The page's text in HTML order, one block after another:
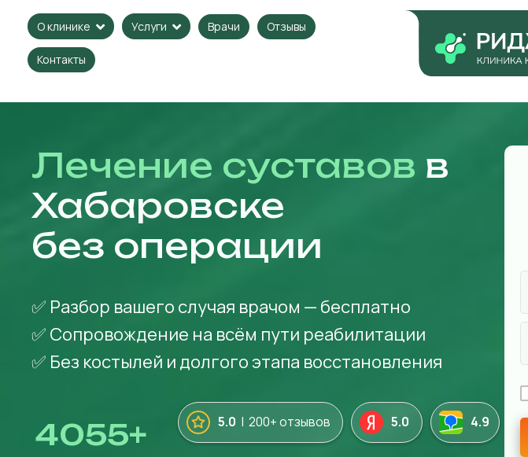
О клинике Услуги Врачи Отзывы
Контакты
Лечение суставов в
Хабаровске
без операции
✅ Разбор вашего случая врачом — бесплатно
✅ Сопровождение на всём пути реабилитации
✅ Без костылей и долгого этапа восстановления
4055+ 5.0 | 200+ отзывов 5.0 4.9